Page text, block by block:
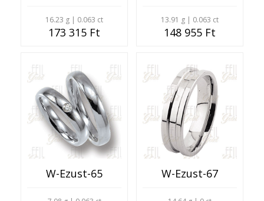
16.23 g | 0.063 ct
173 315 Ft
13.91 g | 0.063 ct
148 955 Ft
W-Ezust-65 W-Ezust-67